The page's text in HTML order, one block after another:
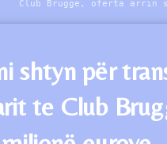
Club Brugge, oferta arrin
shtyn për
te Club